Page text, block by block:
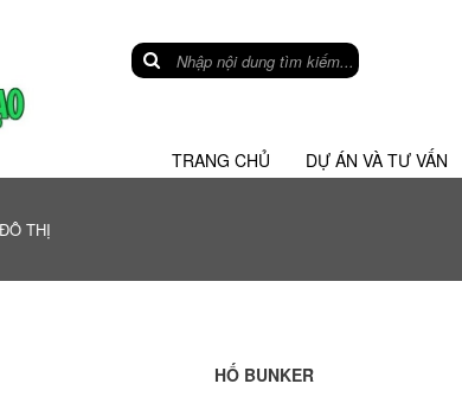
TRANG CHỦ DỰ ÁN VÀ TƯ VẤN
THỊ
HỐ BUNKER